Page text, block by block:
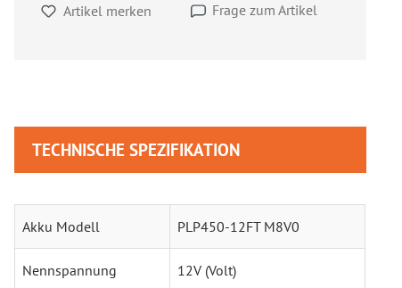
Artikel merken Frage zum Artikel
TECHNISCHE SPEZIFIKATION
Akku Modell PLP450-12FT M8V0
Nennspannung 12V (Volt)